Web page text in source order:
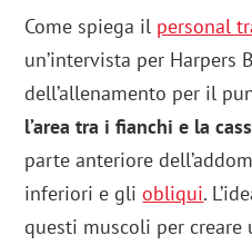
Come spiega il personal
un’intervista per Harpers
dell’allenamento per il
l’area tra i fianchi e la
parte anteriore
inferiori e gliobliqui.
questi muscoli per creare